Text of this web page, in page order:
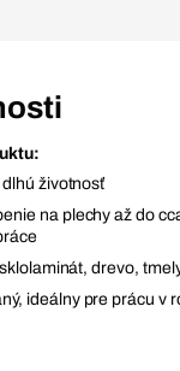
životnosť
na plechy až do
drevo,
ideálny pre prácu v